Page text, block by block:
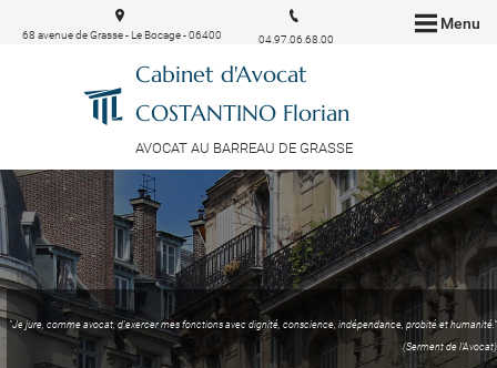
Menu
Cabinet d'Avocat
COSTANTINO Florian
AVOCAT AU BARREAU DE GRASSE
68 avenue de Grasse - Le Bocage - 06400
04.97.06.68.00
"Je jure, comme avocat, d'exercer mes fonctions avec dignité, conscience, indépendance, probité et humanité."
(Serment de l'Avocat)